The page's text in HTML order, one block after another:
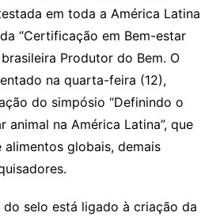
em toda a América Latina
“Certificação em Bem-estar
Produtor do Bem. O
na quarta-feira (12),
do simpósio “Definindo o
na América Latina”, que
alimentos globais, demais
selo está ligado à criação da